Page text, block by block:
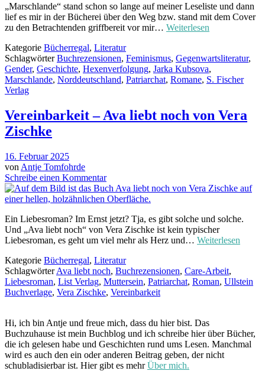
„Marschlande“ stand schon so lange auf meiner Leseliste und dann
lief es mir in der Bücherei über den Weg bzw. stand mit dem Cover
zu den Betrachtenden griffbereit vor mir… Weiterlesen
Kategorie Bücherregal, Literatur
SchlagwörterBuchrezensionen, Feminismus, Gegenwartsliteratur,
Gender, Geschichte, Hexenverfolgung, Jarka Kubsova,
Marschlande, Norddeutschland, Patriarchat, Romane, S. Fischer
Verlag
Vereinbarkeit – Ava liebt noch von Vera
Zischke
16. Februar 2025
von Antje Tomfohrde
Schreibe einen Kommentar
Ein Liebesroman? Im Ernst jetzt? Tja, es gibt solche und solche.
Und „Ava liebt noch“ von Vera Zischke ist kein typischer
Liebesroman, es geht um viel mehr als Herz und… Weiterlesen
Kategorie Bücherregal, Literatur
SchlagwörterAva liebt noch, Buchrezensionen, Care-Arbeit,
Liebesroman, List Verlag, Muttersein, Patriarchat, Roman, Ullstein
Buchverlage, Vera Zischke, Vereinbarkeit
Hi, ich bin Antje und freue mich, dass du hier bist. Das
Buchzuhause ist mein Buchblog und ich schreibe hier über Bücher,
die ich gelesen habe und Geschichten rund ums Lesen. Manchmal
wird es auch den ein oder anderen Beitrag geben, der nicht
schubladisierbar ist. Hier gibt es mehrÜber mich.